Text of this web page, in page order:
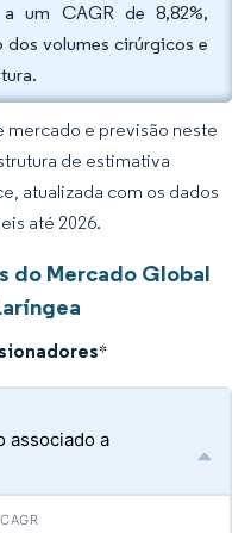
um CAGR de 8,82%,
volumes cirúrgicos e
mercado e previsão neste
de estimativa
atualizada com os dados
até 2026.
do Mercado Global
*
associado a